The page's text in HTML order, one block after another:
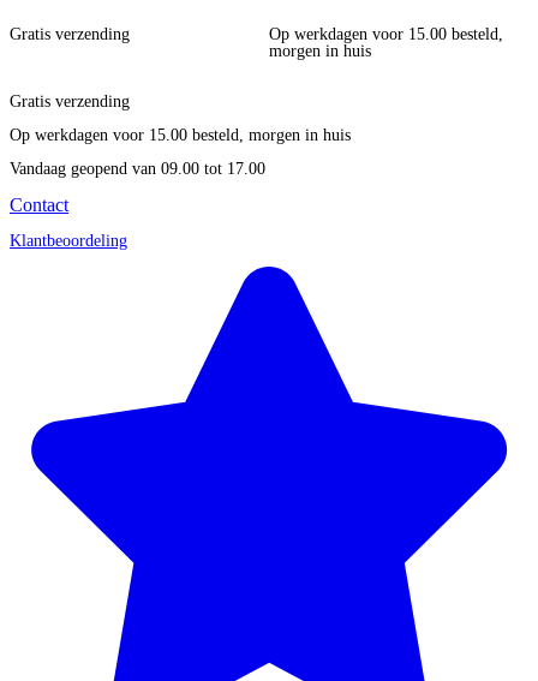
Gratis verzending
Op werkdagen voor 15.00 besteld,
morgen in huis
Gratis verzending
Op werkdagen voor 15.00 besteld, morgen in huis
Vandaag geopend van 09.00 tot 17.00
Contact
Klantbeoordeling